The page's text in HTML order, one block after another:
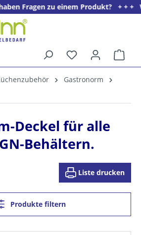
zu einem Produkt? + + + Wir
Gastronorm
Deckel für alle
Behältern.
Liste drucken
Produkte filtern